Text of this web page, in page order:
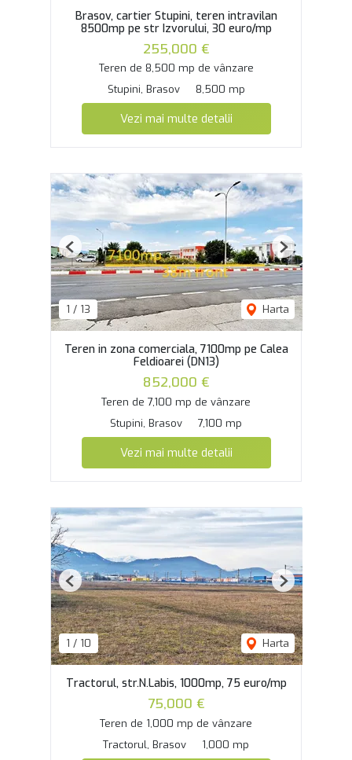
Brasov, cartier Stupini, teren intravilan
8500mp pe str Izvorului, 30 euro/mp
255,000 €
Teren de 8,500 mp de vânzare
Stupini, Brasov
8,500 mp
Vezi mai multe detalii
1 / 13 Harta
Previous Next
Teren in zona comerciala, 7100mp pe Calea
Feldioarei (DN13)
852,000 €
Teren de 7,100 mp de vânzare
Stupini, Brasov
7,100 mp
Vezi mai multe detalii
1 / 10 Harta
Previous Next
Tractorul, str.N.Labis, 1000mp, 75 euro/mp
75,000 €
Teren de 1,000 mp de vânzare
Tractorul, Brasov
1,000 mp